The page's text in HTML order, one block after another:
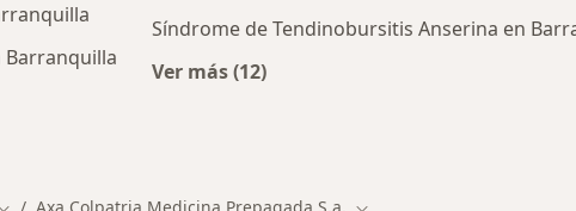
Barranquilla
Síndrome de Tendinobursitis Anserina en
Ver más (12)